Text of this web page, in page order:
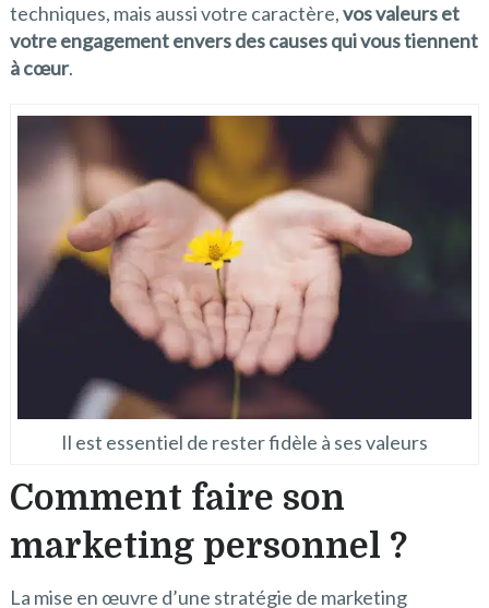
techniques, mais aussi votre caractère,vos valeurs et
votre engagement envers des causes qui vous tiennent
à cœur.
Il est essentiel de rester fidèle à ses valeurs
Comment faire son
marketing personnel ?
La mise en œuvre d’une stratégie de marketing